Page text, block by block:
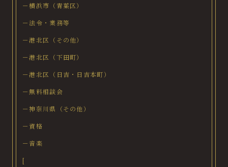
－横浜市（青葉区）
－法令・業務等
－港北区（その他）
－港北区（下田町）
－港北区（日吉・日吉本町）
－無料相談会
－神奈川県（その他）
－資格
－音楽
[